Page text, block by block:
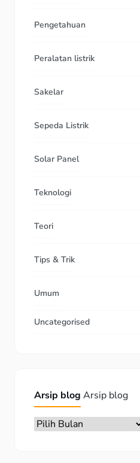
Pengetahuan
Peralatan listrik
Sakelar
Sepeda Listrik
Solar Panel
Teknologi
Teori
Tips & Trik
Umum
Uncategorised
Arsip blog Arsip blog